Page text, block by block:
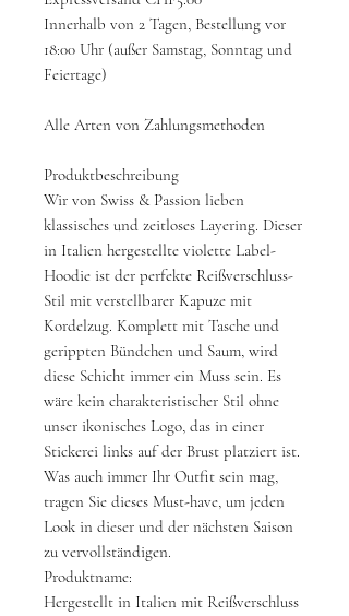
Innerhalb von 2 Tagen, Bestellung vor
18:00 Uhr (außer Samstag, Sonntag und
Feiertage)
Alle Arten von Zahlungsmethoden
Produktbeschreibung
Wir von Swiss & Passion lieben
klassisches und zeitloses Layering. Dieser
in Italien hergestellte violette Label-
Hoodie ist der perfekte Reißverschluss-
Stil mit verstellbarer Kapuze mit
Kordelzug. Komplett mit Tasche und
gerippten Bündchen und Saum, wird
diese Schicht immer ein Muss sein. Es
wäre kein charakteristischer Stil ohne
unser ikonisches Logo, das in einer
Stickerei links auf der Brust platziert ist.
Was auch immer Ihr Outfit sein mag,
tragen Sie dieses Must-have, um jeden
Look in dieser und der nächsten Saison
zu vervollständigen.
Produktname:
Hergestellt in Italien mit Reißverschluss